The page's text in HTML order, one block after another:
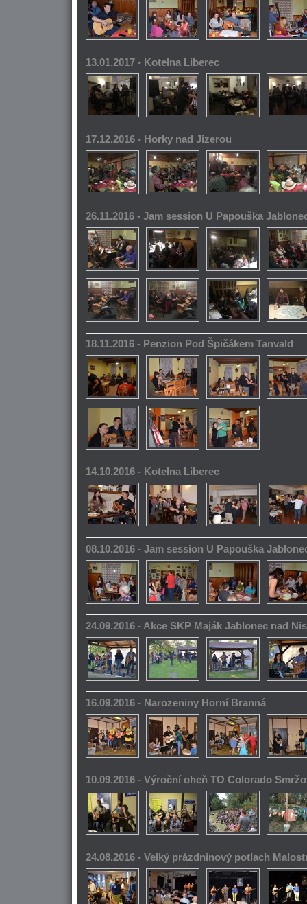
13.01.2017 - Kotelna Liberec
17.12.2016 - Horky nad Jizerou
26.11.2016 - Jam session U Papouška
18.11.2016 - Penzion Pod Špičákem Tanvald
14.10.2016 - Kotelna Liberec
08.10.2016 - Jam session U Papouška
24.09.2016 - Akce SKP Maják Jablonec nad
16.09.2016 - Narozeniny Horní Branná
10.09.2016 - Výroční oheň TO Colorado
24.08.2016 - Velký prázdninový potlach